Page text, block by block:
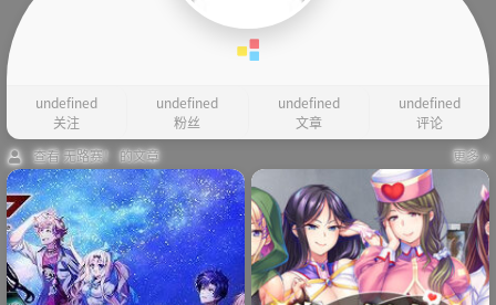
undefined
关注
undefined
粉丝
undefined
文章
undefined
评论
查看 无路赛！ 的文章
更多 »